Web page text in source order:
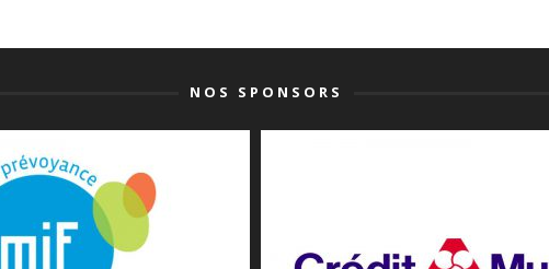
NOS SPONSORS